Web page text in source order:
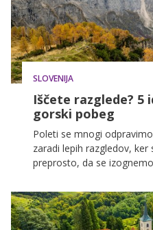
SLOVENIJA
Iščete razglede? 5
gorski pobeg
Poleti se mnogi
zaradi lepih razgledov,
preprosto, da se
jemljejo dih, imamo za
lahko odpravite.